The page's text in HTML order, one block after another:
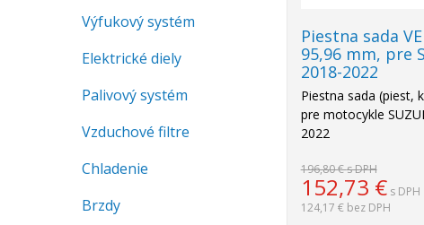
Piestna sada
95,96 mm, pre
2018-2022
Piestna sada (piest,
pre motocykle
2022
196,80 €s DPH
152,73 € s DPH
124,17 € bez DPH
Výfukový systém
Elektrické diely
Palivový systém
Vzduchové filtre
Chladenie
Brzdy